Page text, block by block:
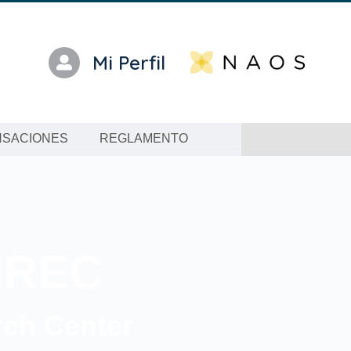
Mi Perfil
REGLAMENTO